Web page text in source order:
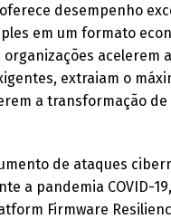
desempenho
em um formato
acelerem
extraiam o
a transformação de
de ataques
a pandemia COVID-
Firmware